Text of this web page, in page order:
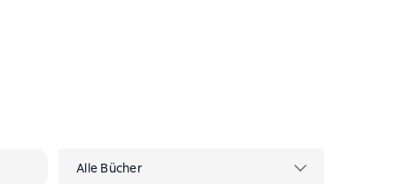
Alle Bücher